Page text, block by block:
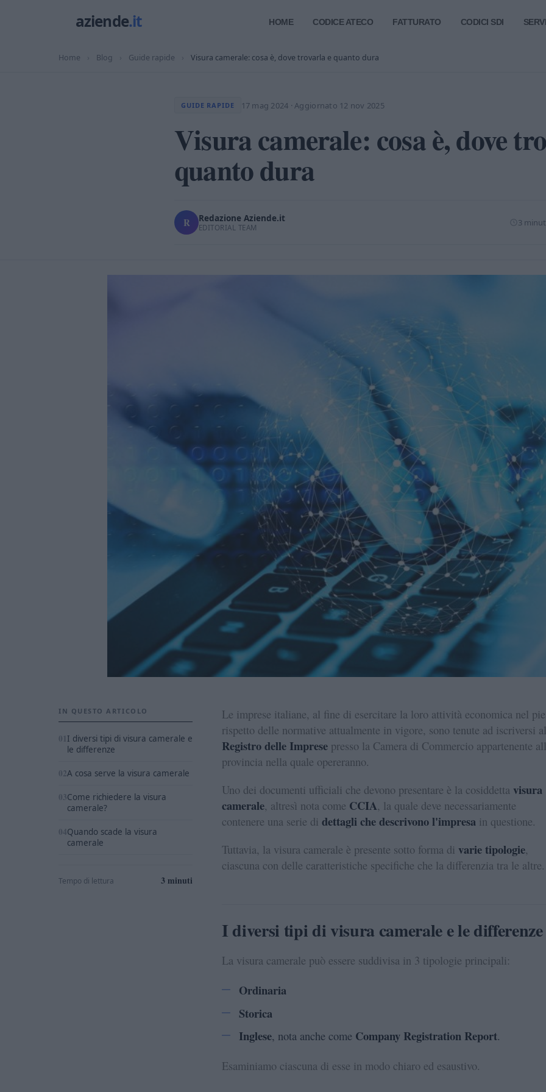
HOME CODICE ATECO FATTURATO CODICI SDI
Home › Blog › Guide rapide › Visura camerale: cosa è, dove trovarla e quanto dura
GUIDE RAPIDE 17 mag 2024 · Aggiornato 12 nov 2025
Visura camerale: cosa è, dove
quanto dura
R Redazione Aziende.it
EDITORIAL TEAM 3
IN QUESTO ARTICOLO
I diversi tipi di visura camerale e
le differenze
A cosa serve la visura camerale
Come richiedere la visura
camerale?
Quando scade la visura
camerale
Tempo di lettura 3 minuti
Le imprese italiane, al fine di esercitare la loro attività economica nel
rispetto delle normative attualmente in vigore, sono tenute ad iscriversi al
Registro delle Imprese presso la Camera di Commercio appartenente
provincia nella quale opereranno.
Uno dei documenti ufficiali che devono presentare è la cosiddetta visura
camerale, altresì nota come CCIA, la quale deve necessariamente
contenere una serie di dettagli che descrivono l'impresa in questione.
Tuttavia, la visura camerale è presente sotto forma di varie tipologie,
ciascuna con delle caratteristiche specifiche che la differenzia tra le altre.
I diversi tipi di visura camerale e le differenze
La visura camerale può essere suddivisa in 3 tipologie principali:
Ordinaria
Storica
Inglese, nota anche come Company Registration Report.
Esaminiamo ciascuna di esse in modo chiaro ed esaustivo.